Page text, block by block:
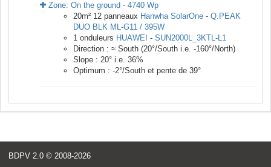
Zone: On the ground - 4740 Wp
20m² 12 panneaux Hanwha SolarOne - Q.PEAK
DUO BLK ML-G11 / 395W
1 onduleurs HUAWEI - SUN2000L_3KTL-L1
Direction : ≈ South (20°/South i.e. -160°/North)
Slope : 20° i.e. 36%
Optimum : -2°/South et pente de 39°
BDPV 2.0 © 2008-2026